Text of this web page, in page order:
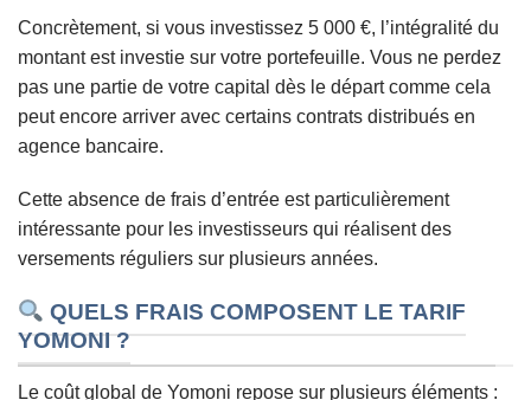
Concrètement, si vous investissez 5 000 €, l’intégralité du
montant est investie sur votre portefeuille. Vous ne perdez
pas une partie de votre capital dès le départ comme cela
peut encore arriver avec certains contrats distribués en
agence bancaire.
Cette absence de frais d’entrée est particulièrement
intéressante pour les investisseurs qui réalisent des
versements réguliers sur plusieurs années.
QUELS FRAIS COMPOSENT LE TARIF
YOMONI ?
Le coût global de Yomoni repose sur plusieurs éléments :